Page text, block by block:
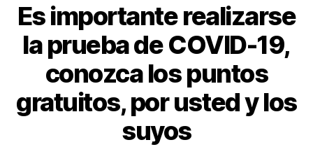
Es importante realizarse
la prueba de COVID-19,
conozca los puntos
gratuitos, por usted y los
suyos